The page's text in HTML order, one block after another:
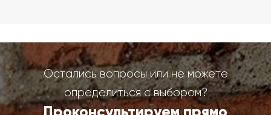
Остались вопросы или не можете
определиться с выбором?